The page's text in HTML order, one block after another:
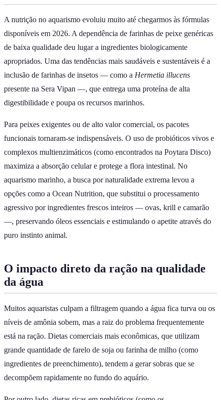
A nutrição no aquarismo evoluiu muito até chegarmos às fórmulas
disponíveis em 2026. A dependência de farinhas de peixe genéricas
de baixa qualidade deu lugar a ingredientes biologicamente
apropriados. Uma das tendências mais saudáveis e sustentáveis é a
inclusão de farinhas de insetos — como a Hermetia illucens
presente na Sera Vipan —, que entrega uma proteína de alta
digestibilidade e poupa os recursos marinhos.
Para peixes exigentes ou de alto valor comercial, os pacotes
funcionais tornaram-se indispensáveis. O uso de probióticos vivos e
complexos multienzimáticos (como encontrados na Poytara Disco)
maximiza a absorção celular e protege a flora intestinal. No
aquarismo marinho, a busca por naturalidade extrema levou a
opções como a Ocean Nutrition, que substitui o processamento
agressivo por ingredientes frescos inteiros — ovas, krill e camarão
—, preservando óleos essenciais e estimulando o apetite através do
puro instinto animal.
O impacto direto da ração na qualidade
da água
Muitos aquaristas culpam a filtragem quando a água fica turva ou os
níveis de amônia sobem, mas a raiz do problema frequentemente
está na ração. Dietas comerciais mais econômicas, que utilizam
grande quantidade de farelo de soja ou farinha de milho (como
ingredientes de preenchimento), tendem a gerar sobras que se
decompõem rapidamente no fundo do aquário.